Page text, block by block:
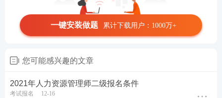
一键安装做题 累计下载用户：1000万+
您可能感兴趣的文章
2021年人力资源管理师二级报名条件
考试报名 12-16